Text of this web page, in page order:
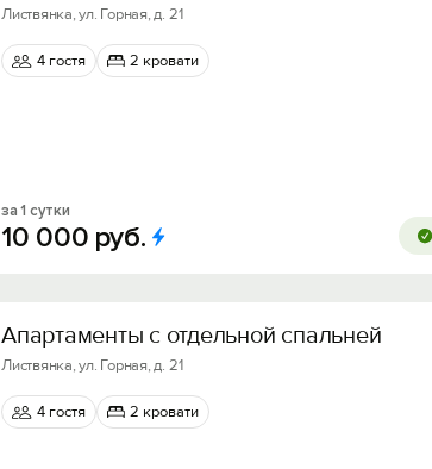
Листвянка, ул. Горная, д. 21
4 гостя 2 кровати
за 1 сутки
10 000 руб.
Апартаменты с отдельной спальней
Листвянка, ул. Горная, д. 21
4 гостя 2 кровати